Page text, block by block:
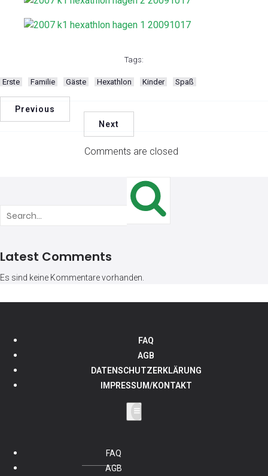
Tags:
Erste Familie Gäste Hexathlon Kinder Spaß
Previous
Next
Comments are closed
Latest Comments
Es sind keine Kommentare vorhanden.
FAQ
AGB
DATENSCHUTZERKLÄRUNG
IMPRESSUM/KONTAKT
FAQ
AGB